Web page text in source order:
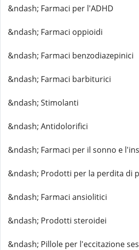
&ndash; Farmaci per l'ADHD
&ndash; Farmaci oppioidi
&ndash; Farmaci benzodiazepinici
&ndash; Farmaci barbiturici
&ndash; Stimolanti
&ndash; Antidolorifici
&ndash; Farmaci per il sonno e
&ndash; Prodotti per la perdita di
&ndash; Farmaci ansiolitici
&ndash; Prodotti steroidei
&ndash; Pillole per l'eccitazione